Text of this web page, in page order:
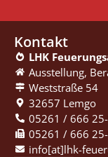
Kontakt
LHK
Ausstellung,
Weststraße 54
32657 Lemgo
05261 / 666
05261 / 666
info[at]lhk-